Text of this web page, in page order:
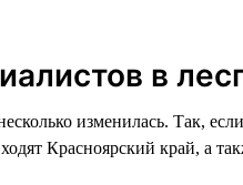
в
изменилась. Так, если
Красноярский край, а